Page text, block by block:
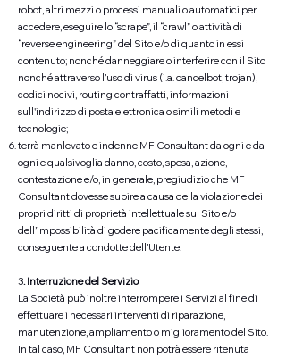
robot, altri mezzi o processi manuali o automatici per
accedere, eseguire lo “scrape”, il “crawl” o attività di
“reverse engineering” del Sito e/o di quanto in essi
contenuto; nonché danneggiare o interferire con il Sito
nonché attraverso l’uso di virus (i.a. cancelbot, trojan),
codici nocivi, routing contraffatti, informazioni
sull'indirizzo di posta elettronica o simili metodi e
tecnologie;
terrà manlevato e indenne MF Consultant da ogni e da
ogni e qualsivoglia danno, costo, spesa, azione,
contestazione e/o, in generale, pregiudizio che MF
Consultant dovesse subire a causa della violazione dei
propri diritti di proprietà intellettuale sul Sito e/o
dell’impossibilità di godere pacificamente degli stessi,
conseguente a condotte dell’Utente.
3. Interruzione del Servizio
La Società può inoltre interrompere i Servizi al fine di
effettuare i necessari interventi di riparazione,
manutenzione, ampliamento o miglioramento del Sito.
In tal caso, MF Consultant non potrà essere ritenuta